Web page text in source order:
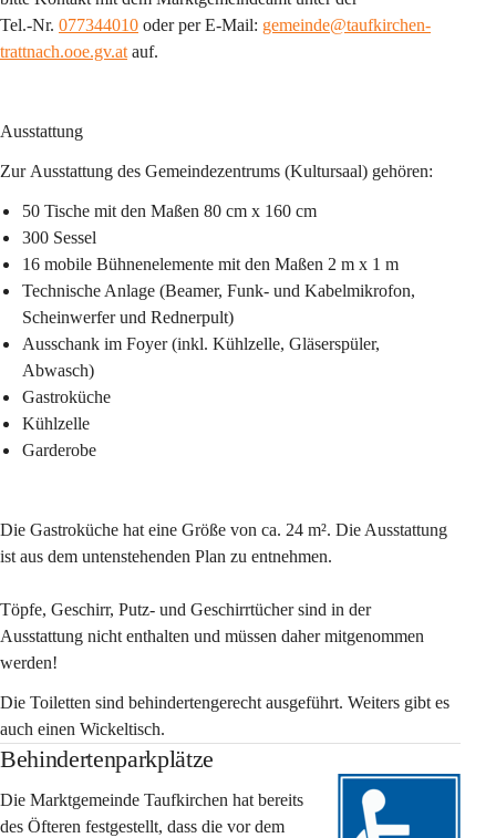
Tel.-Nr. 077344010 oder per E-Mail: gemeinde@taufkirchen-
trattnach.ooe.gv.at auf.
Ausstattung
Zur Ausstattung des Gemeindezentrums (Kultursaal) gehören:
50 Tische mit den Maßen 80 cm x 160 cm
300 Sessel
16 mobile Bühnenelemente mit den Maßen 2 m x 1 m
Technische Anlage (Beamer, Funk- und Kabelmikrofon,
Scheinwerfer und Rednerpult)
Ausschank im Foyer (inkl. Kühlzelle, Gläserspüler,
Abwasch)
Gastroküche
Kühlzelle
Garderobe
Die Gastroküche hat eine Größe von ca. 24 m². Die Ausstattung
ist aus dem untenstehenden Plan zu entnehmen.
Töpfe, Geschirr, Putz- und Geschirrtücher sind in der
Ausstattung nicht enthalten und müssen daher mitgenommen
werden!
Die Toiletten sind behindertengerecht ausgeführt. Weiters gibt es
auch einen Wickeltisch.
Behindertenparkplätze
Die Marktgemeinde Taufkirchen hat bereits
des Öfteren festgestellt, dass die vor dem